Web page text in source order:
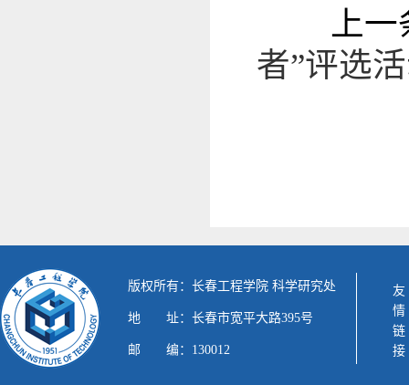
上一
者”评选
版权所有：长春工程学院 科学研究处
地 址：长春市宽平大路395号
邮 编：130012 友情链接